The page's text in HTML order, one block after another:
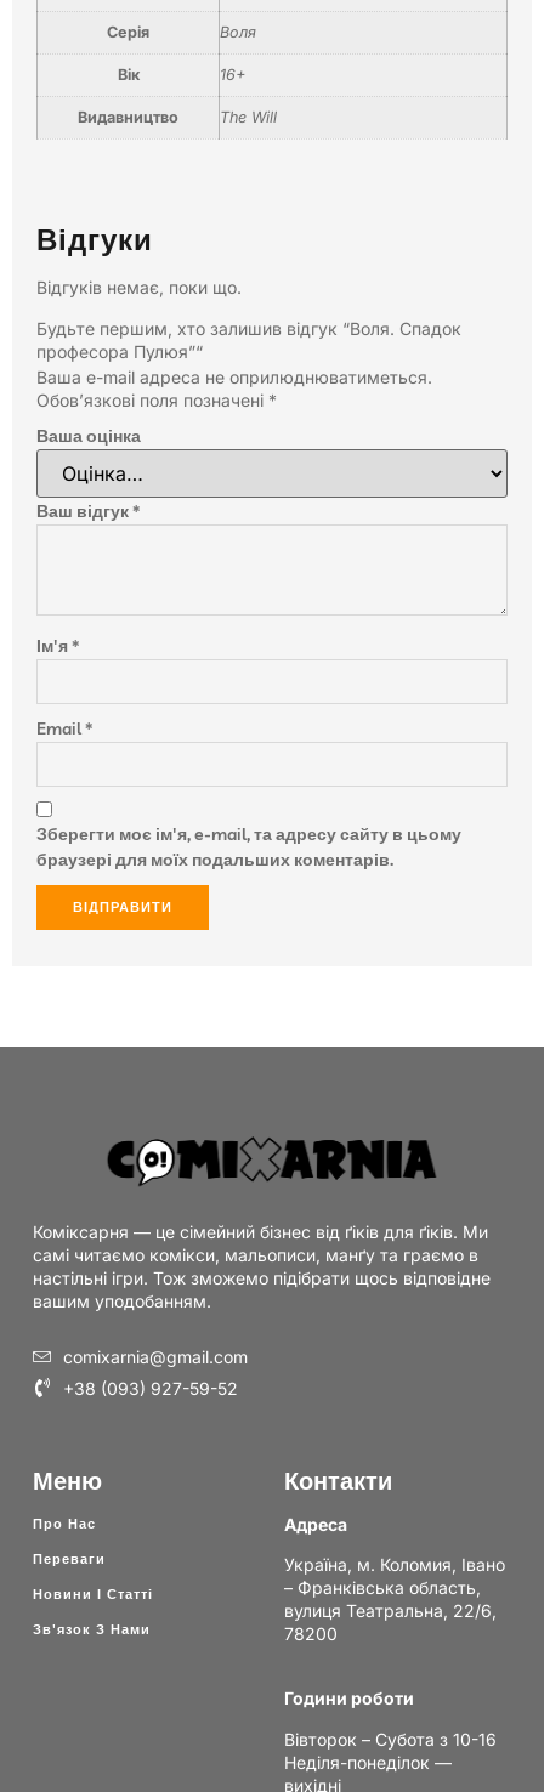
Серія Воля
Вік 16+
Видавництво The Will
Відгуки
Відгуків немає, поки що.
Будьте першим, хто залишив відгук “Воля. Спадок
професора Пулюя”“
Ваша e-mail адреса не оприлюднюватиметься.
Обов’язкові поля позначені *
Ваша оцінка
Ваш відгук*
Ім'я*
Email*
Зберегти моє ім'я, e-mail, та адресу сайту в цьому
браузері для моїх подальших коментарів.
Коміксарня — це сімейний бізнес від ґіків для ґіків. Ми
самі читаємо комікси, мальописи, манґу та граємо в
настільні ігри. Тож зможемо підібрати щось відповідне
вашим уподобанням.
comixarnia@gmail.com
+38 (093) 927-59-52
Меню
Про Нас
Переваги
Новини І Статті
Зв'язок З Нами
Контакти
Адреса
Україна, м. Коломия, Івано
– Франківська область,
вулиця Театральна, 22/6,
78200
Години роботи
Вівторок – Субота з 10-16
Неділя-понеділок —
вихідні